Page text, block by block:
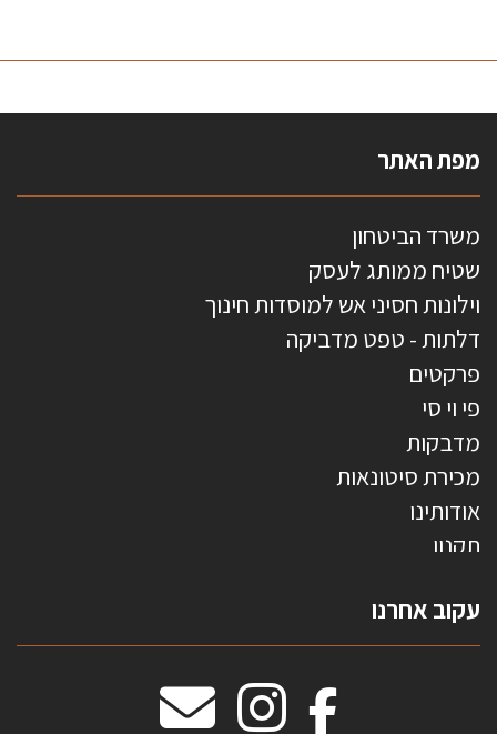
מפת האתר
משרד הביטחון
שטיח ממותג לעסק
וילונות חסיני אש למוסדות חינוך
דלתות - טפט מדביקה
פרקטים
פי וי סי
מדבקות
מכירת סיטונאות
אודותינו
תקנון
טפטים משולשים
וילונות חסיני אש
מדבקות אנטי סאן
עקוב אחרנו